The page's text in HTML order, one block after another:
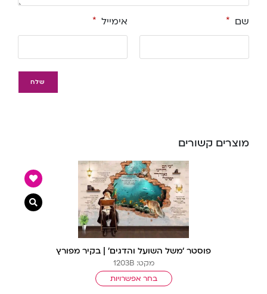
שם * אימייל *
מוצרים קשורים
פוסטר ‘משל השועל והדגים’ | בקיר מפורץ
מקט: 1203B
בחר אפשרויות
צפייה